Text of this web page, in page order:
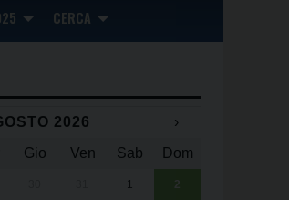
CERCA
2026
›
Gio Ven Sab Dom
1 2